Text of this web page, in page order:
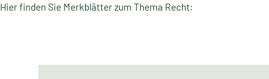
Hier finden Sie Merkblätter zum Thema Recht: